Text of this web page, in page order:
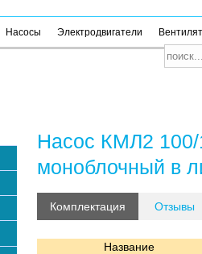
Насосы Электродвигатели
Насос КМЛ2 100/
моноблочный в
Комплектация Отзывы
Название